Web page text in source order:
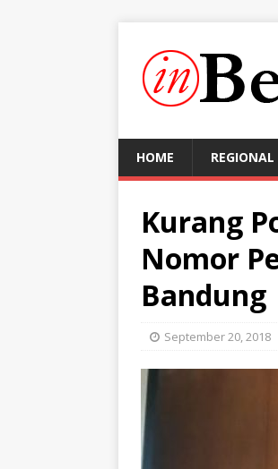
HOME REGIONAL
Kurang
Nomor
Bandung
September 20, 2018